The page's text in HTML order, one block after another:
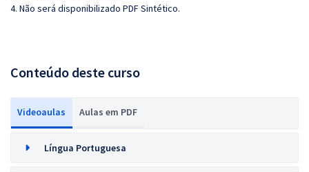
4. Não será disponibilizado PDF Sintético.
Conteúdo deste curso
Videoaulas Aulas em PDF
Língua Portuguesa